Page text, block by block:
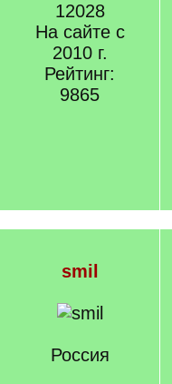
12028
На сайте с
2010 г.
Рейтинг:
9865
smil
Россия